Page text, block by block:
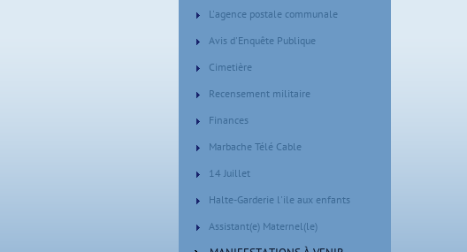
L'agence postale communale
Avis d'Enquête Publique
Cimetière
Recensement militaire
Finances
Marbache Télé Cable
14 Juillet
Halte-Garderie l'ile aux enfants
Assistant(e) Maternel(le)